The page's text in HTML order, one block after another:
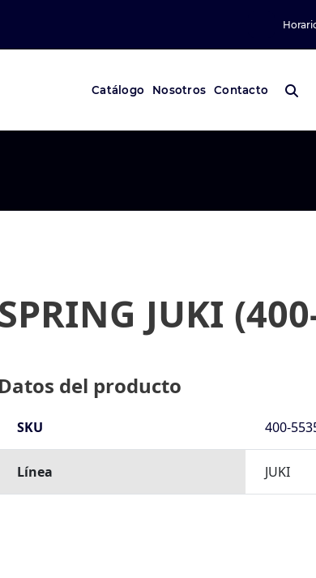
Catálogo Nosotros Contacto
SPRING JUKI
Datos del producto
SKU 400-
Línea JUKI